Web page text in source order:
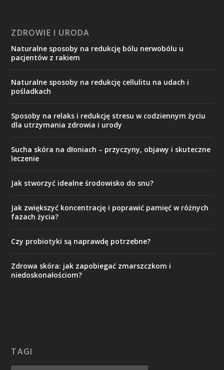
ZDROWIE I URODA
Naturalne sposoby na redukcję bólu nerwobólu u
pacjentów z rakiem
Naturalne sposoby na redukcję cellulitu na udach i
pośladkach
Sposoby na relaks i redukcję stresu w codziennym życiu
dla utrzymania zdrowia i urody
Sucha skóra na dłoniach – przyczyny, objawy i skuteczne
leczenie
Jak stworzyć idealne środowisko do snu?
Jak zwiększyć koncentrację i poprawić pamięć w różnych
fazach życia?
Czy probiotyki są naprawdę potrzebne?
Zdrowa skóra: jak zapobiegać zmarszczkom i
niedoskonałościom?
TAGI